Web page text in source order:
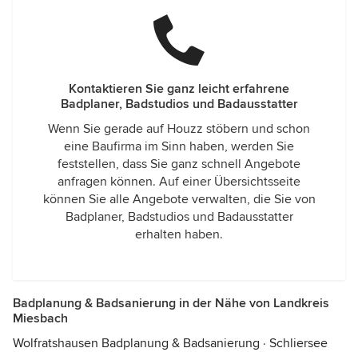
Kontaktieren Sie ganz leicht erfahrene
Badplaner, Badstudios und Badausstatter
Wenn Sie gerade auf Houzz stöbern und schon
eine Baufirma im Sinn haben, werden Sie
feststellen, dass Sie ganz schnell Angebote
anfragen können. Auf einer Übersichtsseite
können Sie alle Angebote verwalten, die Sie von
Badplaner, Badstudios und Badausstatter
erhalten haben.
Badplanung & Badsanierung in der Nähe von Landkreis
Miesbach
Wolfratshausen Badplanung & Badsanierung · Schliersee